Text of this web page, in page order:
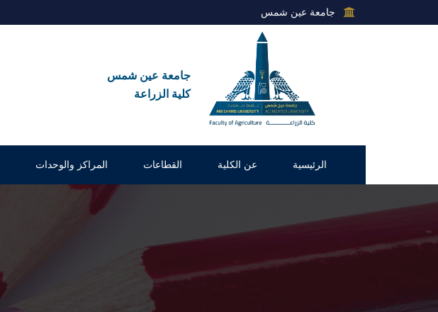
جامعة عين شمس
جامعة عين شمس
كلية الزراعة
الرئيسية عن الكلية القطاعات المراكز والوحدات